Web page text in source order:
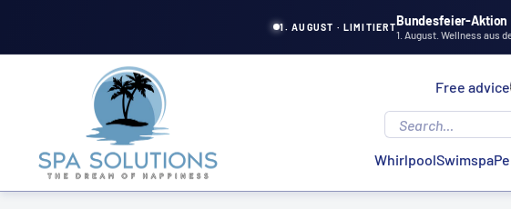
1. AUGUST · LIMITIERTBundesfeier-Aktion
1. August. Wellness aus
Solutions
Free advice
WhirlpoolSwimspa